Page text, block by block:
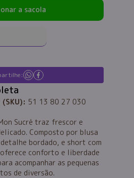
a sacola
51 13 80 27 030
Sucré traz frescor e
Composto por blusa
bordado, e short com
conforto e liberdade
acompanhar as pequenas
de diversão.